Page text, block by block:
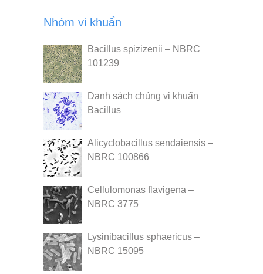
Nhóm vi khuẩn
Bacillus spizizenii – NBRC
101239
Danh sách chủng vi khuẩn
Bacillus
Alicyclobacillus sendaiensis –
NBRC 100866
Cellulomonas flavigena –
NBRC 3775
Lysinibacillus sphaericus –
NBRC 15095